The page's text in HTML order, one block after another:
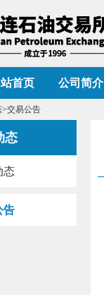
站首页 公司简介
>交易公告
态
态
告